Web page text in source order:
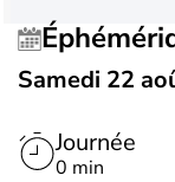
Samedi 22
Journée
0 min